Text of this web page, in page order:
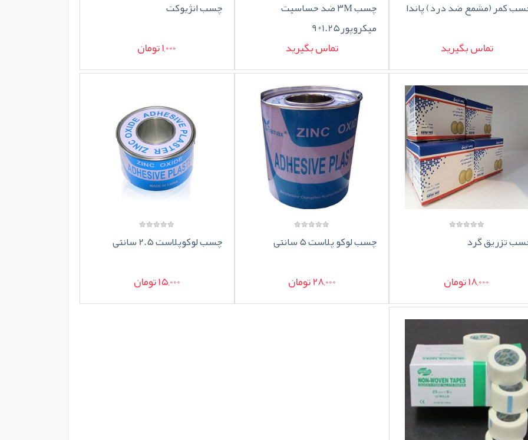
کمر (مشمع ضد درد) پاندا
تماس بگیرید
چسب ۳M ضد حساسیت
میکروپور1.25*9
تماس بگیرید
چسب انژیوکت
1,000 تومان
تزریق گرد
18,000 تومان
چسب لوکو پلاست 5 سانتی
28,000 تومان
چسب لوکوپلاست 2.5 سانتی
15,000 تومان